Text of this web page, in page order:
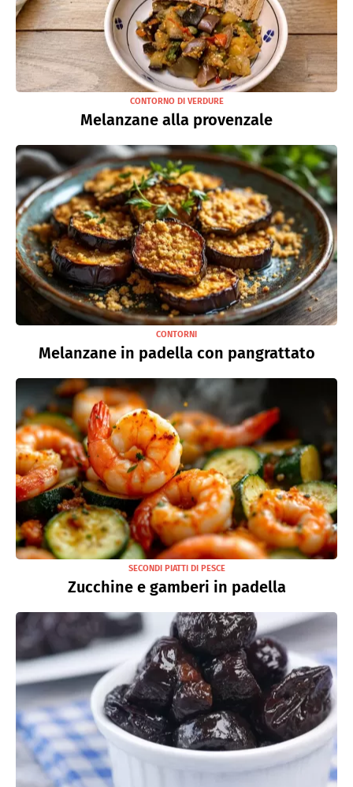
CONTORNO DI VERDURE
Melanzane alla provenzale
CONTORNI
Melanzane in padella con pangrattato
SECONDI PIATTI DI PESCE
Zucchine e gamberi in padella